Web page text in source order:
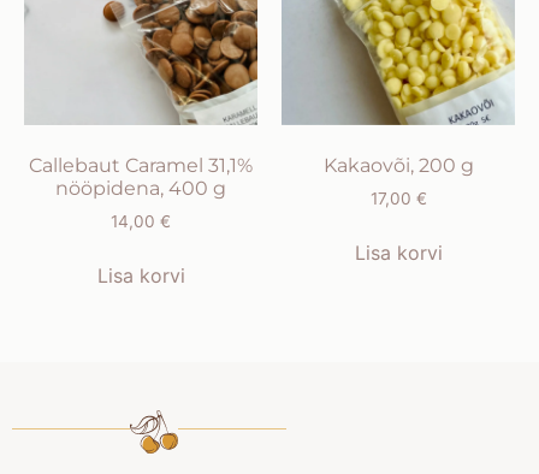
Callebaut Caramel 31,1%
nööpidena, 400 g
14,00 €
Lisa korvi
Kakaovõi, 200 g
17,00 €
Lisa korvi